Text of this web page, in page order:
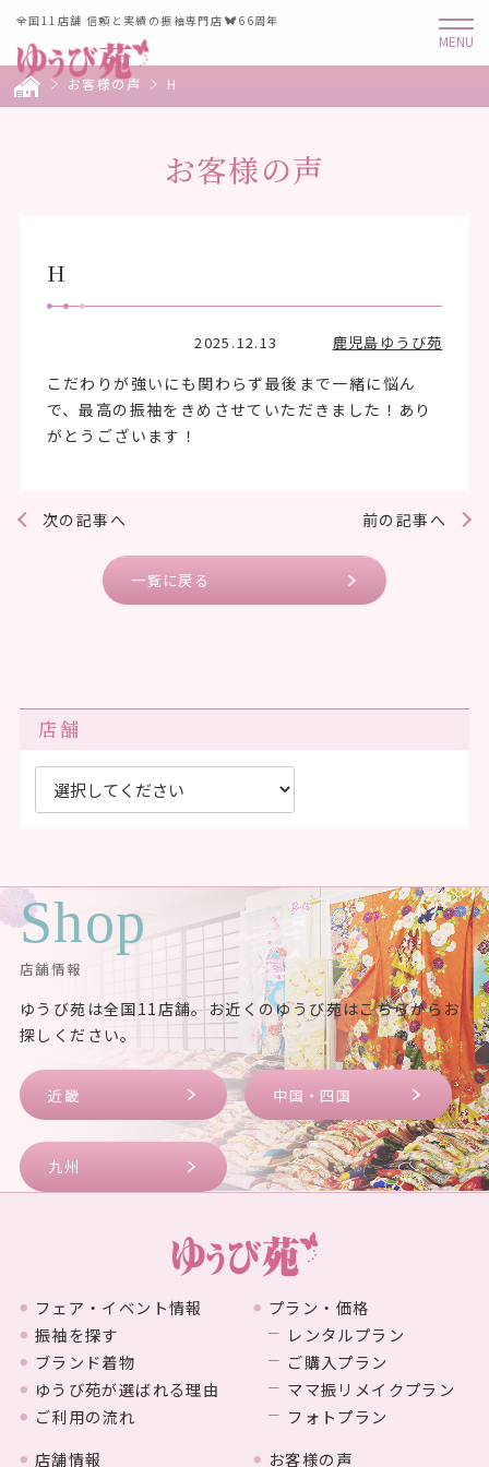
全国11店舗 信頼と実績の振袖専門店 66周年
お客様の声 H
お客様の声
H
2025.12.13 鹿児島ゆうび苑
こだわりが強いにも関わらず最後まで一緒に悩ん
で、最高の振袖をきめさせていただきました！あり
がとうございます！
前の記事へ
次の記事へ
一覧に戻る
店舗
Shop
店舗情報
ゆうび苑は全国11店舗。お近くのゆうび苑はこちらからお
探しください。
近畿 中国・四国
九州
フェア・イベント情報
振袖を探す
ブランド着物
ゆうび苑が選ばれる理由
ご利用の流れ
プラン・価格
レンタルプラン
ご購入プラン
ママ振リメイクプラン
フォトプラン
店舗情報
お客様の声